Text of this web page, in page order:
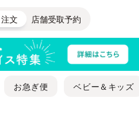
文 店舗受取予約
お急ぎ便 ベビー＆キッズ